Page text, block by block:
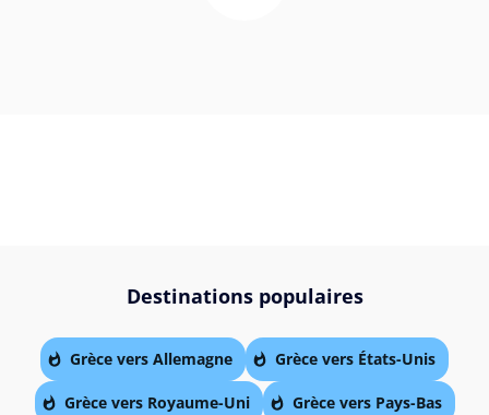
Destinations populaires
Grèce vers Allemagne Grèce vers États-Unis
Grèce vers Royaume-Uni Grèce vers Pays-Bas